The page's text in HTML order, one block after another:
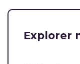
Explorer